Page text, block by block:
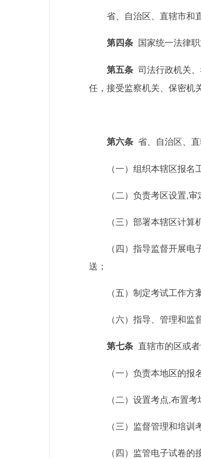
省、自治区、直辖市和
第四条 国家统一法律
第五条 司法行政机关
任，接受监察机关、保密机
第六条 省、自治区、
（一）组织本辖区报名
（二）负责考区设置,审
（三）部署本辖区计
（四）指导监督开展
送；
（五）制定考试工作方
（六）指导、管理和
第七条 直辖市的区或
（一）负责本地区的报
（二）设置考点,布置
（三）监督管理和培训
（四）监管电子试卷